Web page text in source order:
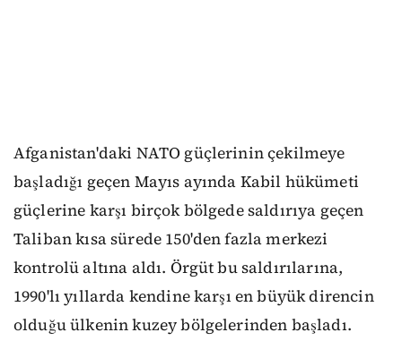
Afganistan'daki NATO güçlerinin çekilmeye
başladığı geçen Mayıs ayında Kabil hükümeti
güçlerine karşı birçok bölgede saldırıya geçen
Taliban kısa sürede 150'den fazla merkezi
kontrolü altına aldı. Örgüt bu saldırılarına,
1990'lı yıllarda kendine karşı en büyük direncin
olduğu ülkenin kuzey bölgelerinden başladı.